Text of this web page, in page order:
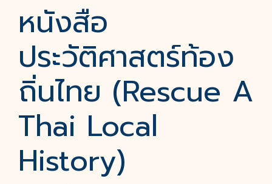
หนังสือ
ประวัติศาสตร์ท้อง
ถิ่นไทย (Rescue A
Thai Local
History)